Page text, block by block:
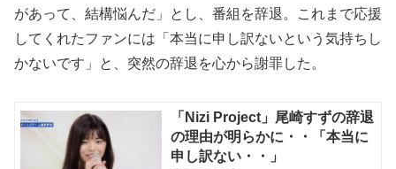
があって、結構悩んだ」とし、番組を辞退。これまで応援
してくれたファンには「本当に申し訳ないという気持ちし
かないです」と、突然の辞退を心から謝罪した。
「Nizi Project」尾崎すずの辞退
の理由が明らかに・・「本当に
申し訳ない・・」